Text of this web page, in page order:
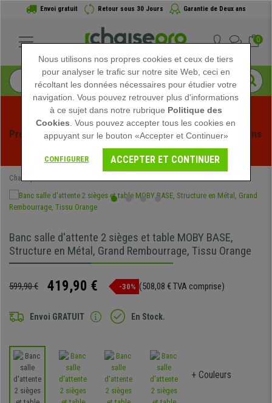
Envoi gratuit Retour sous 30 Jours Garantie de Deux ans
0
Profitez des soldes d'été chez Chaisepro ! Des réductions
exclusives pour une durée limitée - Voir l'offre
Chaisepro
Banc salle d'attente 2 sièges et table MOBY BASE,
Structure en Métal, Grand Rembourrage, Tissu Orange
599,90 € 419,90 € -30% (508,08 € TVA comprise)
Envoi GRATUIT En Stock.
+ Couleurs
Nous utilisons nos propres cookies et ceux de tiers
pour analyser le trafic sur notre site Web, ceci en
récoltant les données nécessaires pour étudier votre
navigation. Vous pouvez retrouver plus d'informations
à ce sujet dans notre rubrique Politique des
Cookies . Vous pouvez accepter tous les cookies en
appuyant sur le bouton «Accepter et Continuer»
CONFIGURER ACCEPTER ET CONTINUER